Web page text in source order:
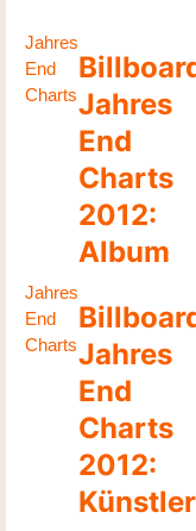
Jahres
End
ChartsJahres
End
Charts
2012:
Album
Jahres
End
ChartsJahres
End
Charts
2012:
Künstler